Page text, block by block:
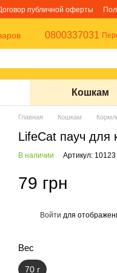
публичной оферты
0800337031
Кошкам
Главная Кошкам
LifeCat пауч для
В наличии Артикул: 10123
79 грн
Войти для
Вес
70 г